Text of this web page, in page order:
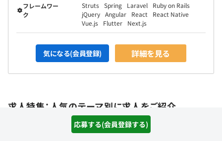
応募する(会員登録する)
フレームワー
ク
Struts Spring Laravel
Ruby on Rails
jQuery Angular React
React Native
Vue.js
Flutter Next.js
気になる(会員登録) 詳細を見る
求人特集：人気のテーマ別に求人をご紹介